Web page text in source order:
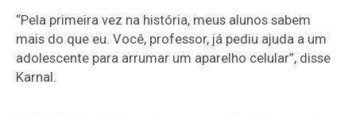
“Pela primeira vez na história, meus alunos sabem
mais do que eu. Você, professor, já pediu ajuda a um
adolescente para arrumar um aparelho celular”, disse
Karnal.